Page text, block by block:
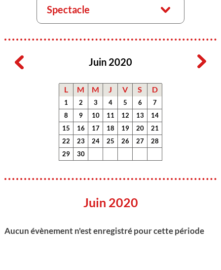
Spectacle
Juin 2020
L M M J V S D
1 2 3 4 5 6
7
8
9 10 11 12 13
14
15
16 17 18 19 20
21
22
23 24 25 26 27
28
29
30
Juin 2020
Aucun évènement n'est enregistré pour cette période